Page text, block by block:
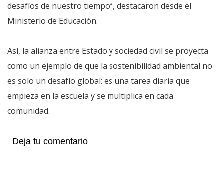
desafíos de nuestro tiempo”, destacaron desde el
Ministerio de Educación.
Así, la alianza entre Estado y sociedad civil se proyecta
como un ejemplo de que la sostenibilidad ambiental no
es solo un desafío global: es una tarea diaria que
empieza en la escuela y se multiplica en cada
comunidad.
Deja tu comentario